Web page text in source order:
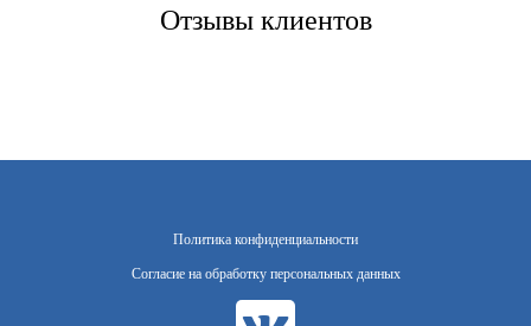
Отзывы клиентов
Политика конфиденциальности
Согласие на обработку персональных данных